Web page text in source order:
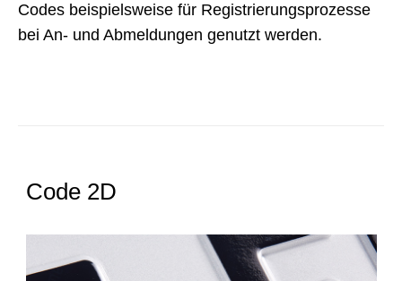
Codes beispielsweise für Registrierungsprozesse
bei An- und Abmeldungen genutzt werden.
Code 2D